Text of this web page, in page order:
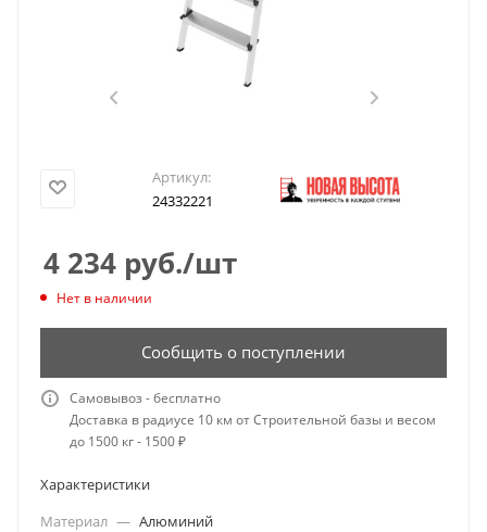
Артикул:
24332221
4 234 руб./шт
Нет в наличии
Сообщить о поступлении
Самовывоз - бесплатно
Доставка в радиусе 10 км от Строительной базы и весом
до 1500 кг - 1500 ₽
Характеристики
Материал — Алюминий